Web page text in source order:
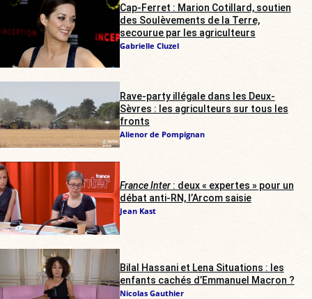
Cap-Ferret : Marion Cotillard, soutien
des Soulèvements de la Terre,
secourue par les agriculteurs
Gabrielle Cluzel
Rave-party illégale dans les Deux-
Sèvres : les agriculteurs sur tous les
fronts
Alienor de Pompignan
France Inter: deux « expertes » pour un
débat anti-RN, l’Arcom saisie
Jean Kast
Bilal Hassani et Lena Situations : les
enfants cachés d’Emmanuel Macron ?
Nicolas Gauthier